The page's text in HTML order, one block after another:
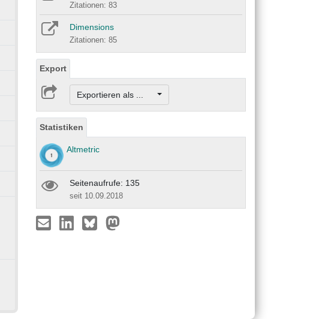
Zitationen: 83
Dimensions
Zitationen: 85
Export
Exportieren als ...
Statistiken
Altmetric
Seitenaufrufe: 135
seit 10.09.2018